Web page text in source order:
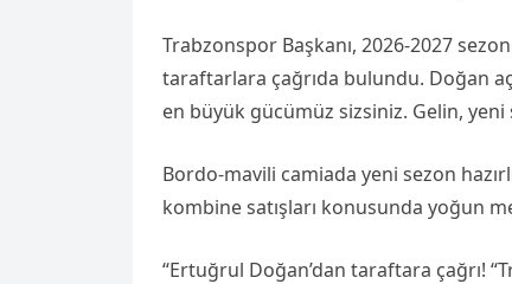
Trabzonspor Başkanı, 2026-2027
taraftarlara çağrıda bulundu. Doğan
en büyük gücümüz sizsiniz. Gelin,
Bordo-mavili camiada yeni sezon
kombine satışları konusunda yoğun
“Ertuğrul Doğan’dan taraftara çağrı!